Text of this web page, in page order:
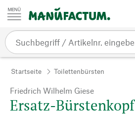
Zum Inhalt springen
Startseite Toilettenbürsten
Friedrich Wilhelm Giese
Ersatz-Bürstenkopf